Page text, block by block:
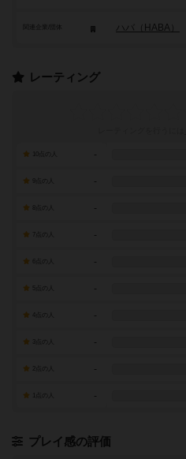
ハバ（HABA）
レーティング
-
-
-
7点の人 -
-
-
-
-
-
-
プレイ感の評価